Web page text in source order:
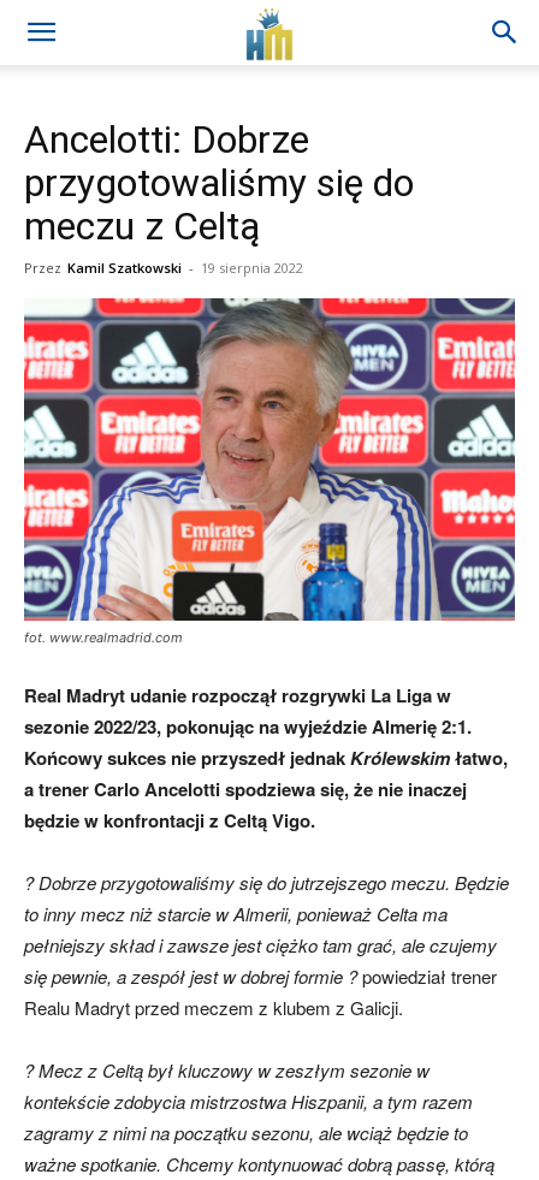
Ancelotti: Dobrze
przygotowaliśmy się do
meczu z Celtą
Przez Kamil Szatkowski - 19 sierpnia 2022
fot. www.realmadrid.com
Real Madryt udanie rozpoczął rozgrywki La Liga w
sezonie 2022/23, pokonując na wyjeździe Almerię 2:1.
Końcowy sukces nie przyszedł jednakKrólewskimłatwo,
a trener Carlo Ancelotti spodziewa się, że nie inaczej
będzie w konfrontacji z Celtą Vigo.
? Dobrze przygotowaliśmy się do jutrzejszego meczu. Będzie
to inny mecz niż starcie w Almerii, ponieważ Celta ma
pełniejszy skład i zawsze jest ciężko tam grać, ale czujemy
się pewnie, a zespół jest w dobrej formie ?powiedział trener
Realu Madryt przed meczem z klubem z Galicji.
? Mecz z Celtą był kluczowy w zeszłym sezonie w
kontekście zdobycia mistrzostwa Hiszpanii, a tym razem
zagramy z nimi na początku sezonu, ale wciąż będzie to
ważne spotkanie. Chcemy kontynuować dobrą passę, którą